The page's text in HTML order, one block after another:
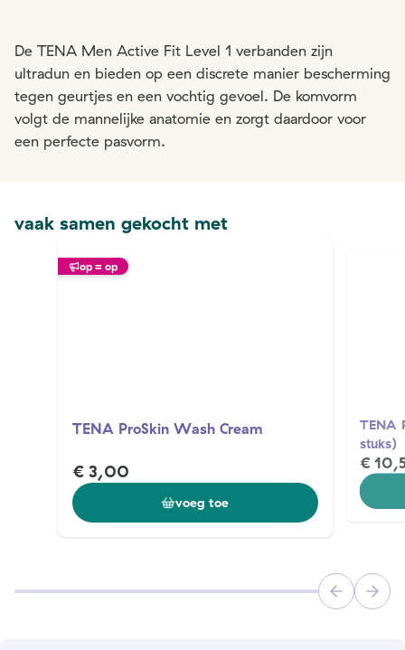
De TENA Men Active Fit Level 1 verbanden zijn
ultradun en bieden op een discrete manier bescherming
tegen geurtjes en een vochtig gevoel. De komvorm
volgt de mannelijke anatomie en zorgt daardoor voor
een perfecte pasvorm.
vaak samen gekocht met
op = op
TENA ProSkin Wash Cream
€ 3,00
voeg toe
TENA
stuks)
€